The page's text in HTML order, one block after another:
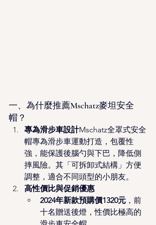
一、為什麼推薦Mschatz麥坦安全
帽？
專為滑步車設計Mschatz全罩式安全
帽專為滑步車運動打造，包覆性
強，能保護後腦勺與下巴，降低側
摔風險。其「可拆卸式結構」方便
調整，適合不同頭型的小朋友。
高性價比與促銷優惠
2024年新款預購價1320元 ，前
十名贈送後燈，性價比極高的